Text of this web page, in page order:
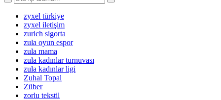
zyxel türkiye
zyxel iletişim
zurich sigorta
zula oyun espor
zula mama
zula kadınlar turnuvası
zula kadınlar ligi
Zuhal Topal
Züber
zorlu tekstil